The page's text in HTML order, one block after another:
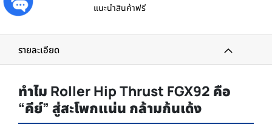
แนะนำสินค้าฟรี
รายละเอียด
ทำไม Roller Hip Thrust FGX92 คือ
“คีย์” สู่สะโพกแน่น กล้ามก้นเด้ง